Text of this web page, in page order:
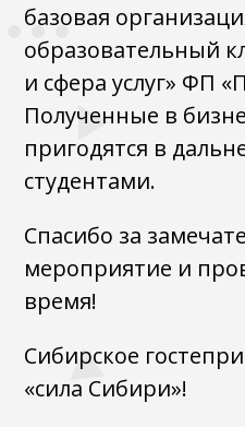
базовая
образовательный
и сфера услуг» ФП
Полученные в
пригодятся в
студентами.
Спасибо за
мероприятие и
время!
Сибирское
«сила Сибири»!